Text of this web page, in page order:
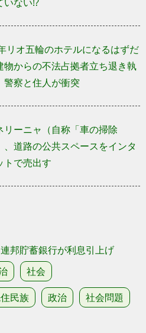
リオ五輪のホテルになるはずだ
物からの不法占拠者立ち退き執
警察と住人が衝突
リーニャ（自称「車の掃除
、道路の公共スペースをインタ
トで売出す
邦貯蓄銀行が利息引上げ
社会
民族 政治
社会問題